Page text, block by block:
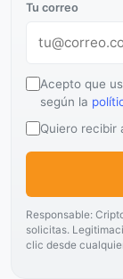
Tu correo
Acepto que
según la
Quiero recibir
Responsable:
solicitas.
clic desde